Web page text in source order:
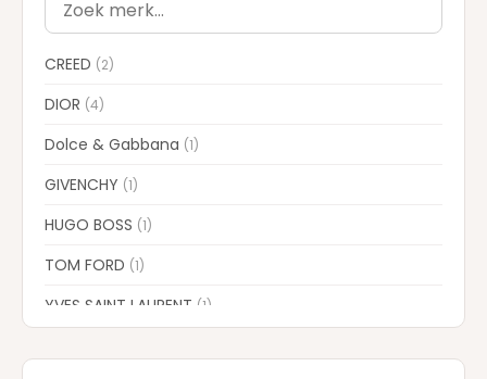
CREED (2)
DIOR (4)
Dolce & Gabbana (1)
GIVENCHY (1)
HUGO BOSS (1)
TOM FORD (1)
YVES SAINT LAURENT (1)